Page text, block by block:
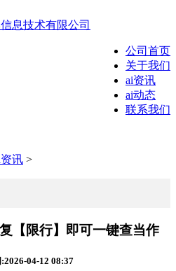
公司首页
关于我们
ai资讯
ai动态
联系我们
讯 >
【限行】即可一键查当作
04-12 08:37